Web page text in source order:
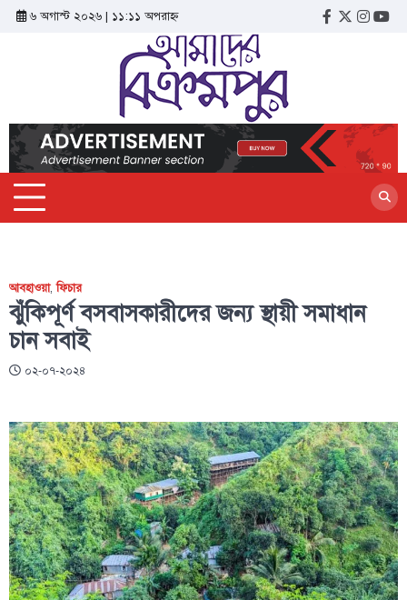
৬ অগাস্ট ২০২৬ | ১১:১১ অপরাহ্ন
আবহাওয়া,ফিচার
ঝুঁকিপূর্ণ বসবাসকারীদের জন্য স্থায়ী সমাধান
চান সবাই
০২-০৭-২০২৪